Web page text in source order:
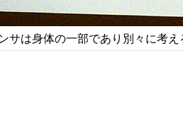
サは身体の一部であり別々に考